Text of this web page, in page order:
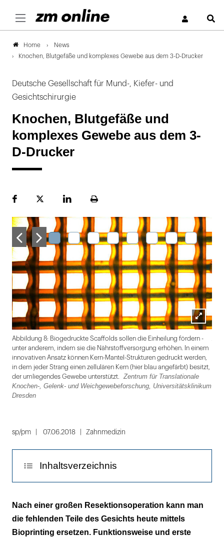
Home
News
Knochen, Blutgefäße und komplexes Gewebe aus dem 3-D-Drucker
Deutsche Gesellschaft für Mund-, Kiefer- und
Gesichtschirurgie
Knochen, Blutgefäße und
komplexes Gewebe aus dem 3-
D-Drucker
FacebookPlattformLinekdInSeite
Lightbox
öffnen
Abbildung 8: Biogedruckte Scaffolds sollen die Einheilung fördern -
unter anderem, indem sie die Nährstoffversorgung erhöhen. In einem
innovativen Ansatz können Kern-Mantel-Strukturen gedruckt werden,
in dem jeder Strang einen zellulären Kern (hier blau angefärbt) besitzt,
der umliegendes Gewebe unterstützt.
Zentrum für Translationale
Knochen-, Gelenk- und Weichgewebeforschung, Universitätsklinikum
Dresden
1
sp/pm 07.06.2018 Zahnmedizin
Inhaltsverzeichnis
Bisherige Möglichkeiten
Gewebe - in individueller Form gedruckt
Nach einer großen Resektionsoperation kann man
die fehlenden Teile des Gesichts heute mittels
Bioprinting ersetzen. Funktionsweise und erste